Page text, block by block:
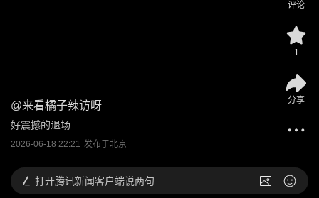
@来看橘子辣访呀
好震撼的退场
2026-06-18 22:21 发布于北京
评论
1
分享
打开腾讯新闻客户端说两句